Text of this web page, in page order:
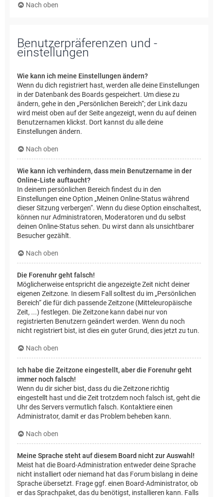
Nach oben
Benutzerpräferenzen und -
einstellungen
Wie kann ich meine Einstellungen ändern?
Wenn du dich registriert hast, werden alle deine Einstellungen
in der Datenbank des Boards gespeichert. Um diese zu
ändern, gehe in den „Persönlichen Bereich“; der Link dazu
wird meist oben auf der Seite angezeigt, wenn du auf deinen
Benutzernamen klickst. Dort kannst du alle deine
Einstellungen ändern.
Nach oben
Wie kann ich verhindern, dass mein Benutzername in der
Online-Liste auftaucht?
In deinem persönlichen Bereich findest du in den
Einstellungen eine Option „Meinen Online-Status während
dieser Sitzung verbergen“. Wenn du diese Option einschaltest,
können nur Administratoren, Moderatoren und du selbst
deinen Online-Status sehen. Du wirst dann als unsichtbarer
Besucher gezählt.
Nach oben
Die Forenuhr geht falsch!
Möglicherweise entspricht die angezeigte Zeit nicht deiner
eigenen Zeitzone. In diesem Fall solltest du im „Persönlichen
Bereich“ die für dich passende Zeitzone (Mitteleuropäische
Zeit, ...) festlegen. Die Zeitzone kann dabei nur von
registrierten Benutzern geändert werden. Wenn du noch
nicht registriert bist, ist dies ein guter Grund, dies jetzt zu tun.
Nach oben
Ich habe die Zeitzone eingestellt, aber die Forenuhr geht
immer noch falsch!
Wenn du dir sicher bist, dass du die Zeitzone richtig
eingestellt hast und die Zeit trotzdem noch falsch ist, geht die
Uhr des Servers vermutlich falsch. Kontaktiere einen
Administrator, damit er das Problem beheben kann.
Nach oben
Meine Sprache steht auf diesem Board nicht zur Auswahl!
Meist hat die Board-Administration entweder deine Sprache
nicht installiert oder niemand hat das Forum bislang in deine
Sprache übersetzt. Frage ggf. einen Board-Administrator, ob
er das Sprachpaket, das du benötigst, installieren kann. Falls